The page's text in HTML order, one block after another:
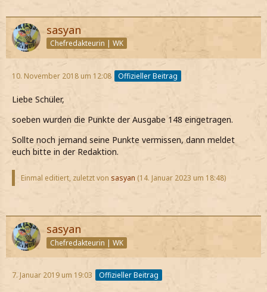
sasyan
Chefredakteurin | WK
10. November 2018 um 12:08 Offizieller Beitrag
Liebe Schüler,
soeben wurden die Punkte der Ausgabe 148 eingetragen.
Sollte noch jemand seine Punkte vermissen, dann meldet
euch bitte in der Redaktion.
Einmal editiert, zuletzt von sasyan (14. Januar 2023 um 18:48)
sasyan
Chefredakteurin | WK
7. Januar 2019 um 19:03 Offizieller Beitrag